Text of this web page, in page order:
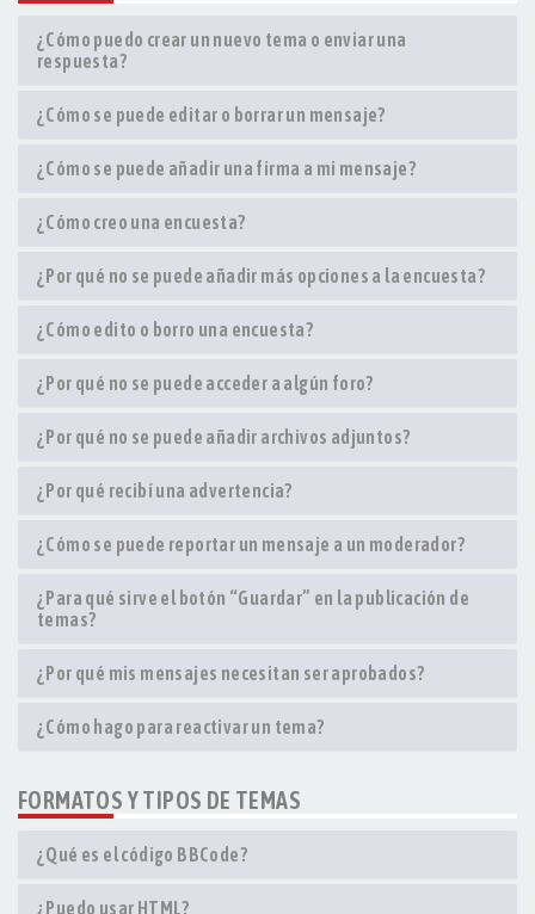
¿Cómo puedo crear un nuevo tema o enviar una
respuesta?
¿Cómo se puede editar o borrar un mensaje?
¿Cómo se puede añadir una firma a mi mensaje?
¿Cómo creo una encuesta?
¿Por qué no se puede añadir más opciones a la encuesta?
¿Cómo edito o borro una encuesta?
¿Por qué no se puede acceder a algún foro?
¿Por qué no se puede añadir archivos adjuntos?
¿Por qué recibí una advertencia?
¿Cómo se puede reportar un mensaje a un moderador?
¿Para qué sirve el botón “Guardar” en la publicación de
temas?
¿Por qué mis mensajes necesitan ser aprobados?
¿Cómo hago para reactivar un tema?
FORMATOS Y TIPOS DE TEMAS
¿Qué es el código BBCode?
¿Puedo usar HTML?